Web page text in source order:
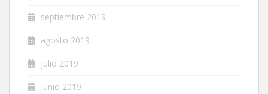
septiembre 2019
agosto 2019
julio 2019
junio 2019